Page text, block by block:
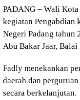
PADANG – Wali
kegiatan Pengabdian
Negeri Padang tahun
Abu Bakar Jaar,
Fadly menekankan
daerah dan
secara berkelanjutan.